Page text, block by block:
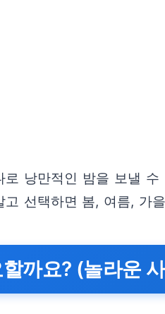
낭만적인 밤을 보낼
선택하면 봄, 여름, 가
까요? (놀라운